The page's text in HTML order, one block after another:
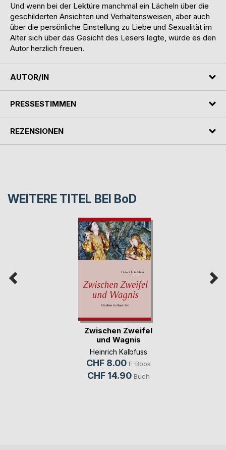
Und wenn bei der Lektüre manchmal ein Lächeln über die
geschilderten Ansichten und Verhaltensweisen, aber auch
über die persönliche Einstellung zu Liebe und Sexualität im
Alter sich über das Gesicht des Lesers legte, würde es den
Autor herzlich freuen.
AUTOR/IN
PRESSESTIMMEN
REZENSIONEN
WEITERE TITEL BEI BoD
Zwischen Zweifel
und Wagnis
Heinrich Kalbfuss
CHF 8.00 E-Book
CHF 14.90 Buch